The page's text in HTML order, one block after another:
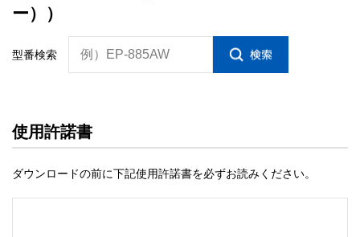
ー））
型番検索 例）EP-885AW
使用許諾書
ダウンロードの前に下記使用許諾書を必ずお読みください。